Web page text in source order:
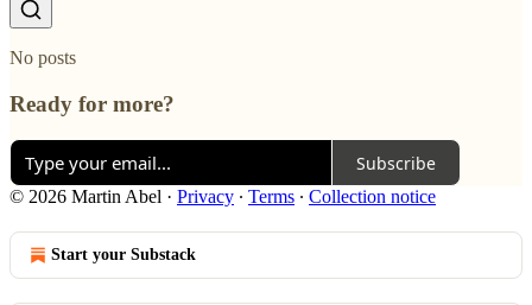
No posts
Ready for more?
Subscribe
© 2026 Martin Abel · Privacy ∙ Terms ∙ Collection notice
Start your Substack